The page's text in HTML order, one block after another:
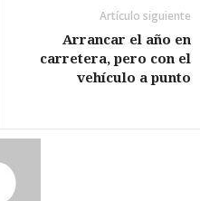
Artículo siguiente
Arrancar el año en
carretera, pero con el
vehículo a punto